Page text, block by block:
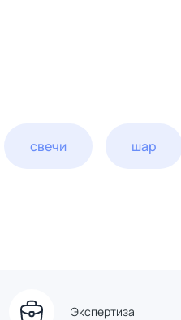
свечи шар
Экспертиза